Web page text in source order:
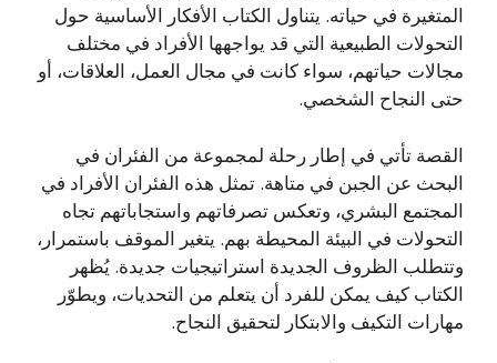
المتغيرة في حياته. يتناول الكتاب الأفكار الأساسية حول
التحولات الطبيعية التي قد يواجهها الأفراد في مختلف
مجالات حياتهم، سواء كانت في مجال العمل، العلاقات، أو
حتى النجاح الشخصي.
القصة تأتي في إطار رحلة لمجموعة من الفئران في
البحث عن الجبن في متاهة. تمثل هذه الفئران الأفراد في
المجتمع البشري، وتعكس تصرفاتهم واستجاباتهم تجاه
التحولات في البيئة المحيطة بهم. يتغير الموقف باستمرار،
وتتطلب الظروف الجديدة استراتيجيات جديدة. يُظهر
الكتاب كيف يمكن للفرد أن يتعلم من التحديات، ويطوّر
مهارات التكيف والابتكار لتحقيق النجاح.